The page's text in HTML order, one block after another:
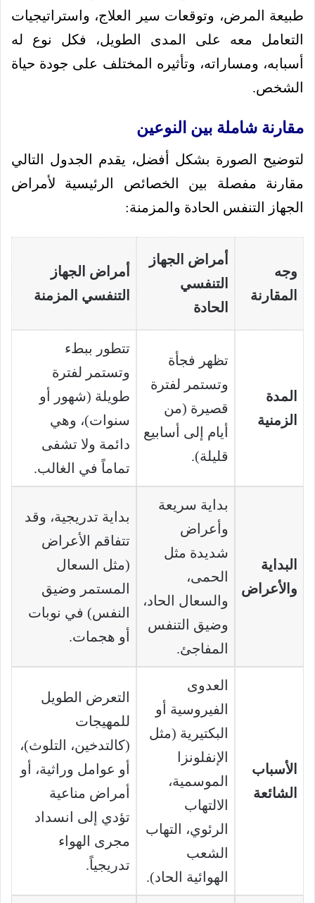
طبيعة المرض، وتوقعات سير العلاج، واستراتيجيات
التعامل معه على المدى الطويل، فكل نوع له
أسبابه، ومساراته، وتأثيره المختلف على جودة حياة
الشخص.
مقارنة شاملة بين النوعين
لتوضيح الصورة بشكل أفضل، يقدم الجدول التالي
مقارنة مفصلة بين الخصائص الرئيسية لأمراض
الجهاز التنفس الحادة والمزمنة:
وجه
المقارنة
أمراض الجهاز
التنفسي
الحادة
أمراض الجهاز
التنفسي المزمنة
المدة
الزمنية
تظهر فجأة
وتستمر لفترة
قصيرة (من
أيام إلى أسابيع
قليلة).
تتطور ببطء
وتستمر لفترة
طويلة (شهور أو
سنوات)، وهي
دائمة ولا تشفى
تماماً في الغالب.
البداية
والأعراض
بداية سريعة
وأعراض
شديدة مثل
الحمى،
والسعال الحاد،
وضيق التنفس
المفاجئ.
بداية تدريجية، وقد
تتفاقم الأعراض
(مثل السعال
المستمر وضيق
النفس) في نوبات
أو هجمات.
الأسباب
الشائعة
العدوى
الفيروسية أو
البكتيرية (مثل
الإنفلونزا
الموسمية،
الالتهاب
الرئوي، التهاب
الشعب
الهوائية الحاد).
التعرض الطويل
للمهيجات
(كالتدخين، التلوث)،
أو عوامل وراثية، أو
أمراض مناعية
تؤدي إلى انسداد
مجرى الهواء
تدريجياً.